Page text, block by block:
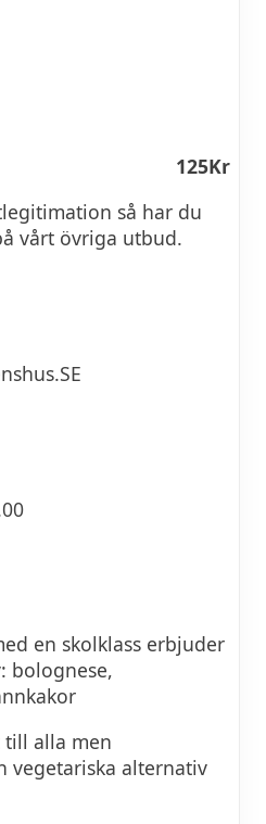
125Kr
så har du
vårt övriga utbud.
en skolklass erbjuder
bolognese,
till alla men
vegetariska alternativ